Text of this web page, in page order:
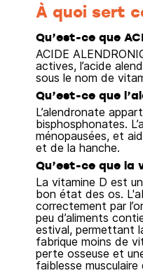
À quoi sert
Qu’est-ce que
ACIDE
actives, l’acide
sous le nom de
Qu’est-ce que
L’alendronate
bisphosphonates.
ménopausées, et
et de la hanche.
Qu’est-ce que la
La vitamine D est
bon état des os.
correctement par
peu d’aliments
estival, permettant
fabrique moins de
perte osseuse et
faiblesse